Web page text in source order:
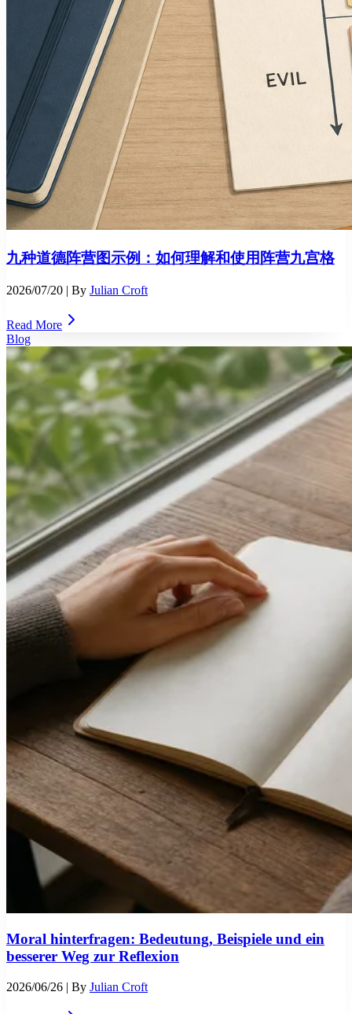
九种道德阵营图示例：如何理解和使用阵营九宫格
2026/07/20 | By Julian Croft
Read More
Blog
Moral hinterfragen: Bedeutung, Beispiele und ein
besserer Weg zur Reflexion
2026/06/26 | By Julian Croft